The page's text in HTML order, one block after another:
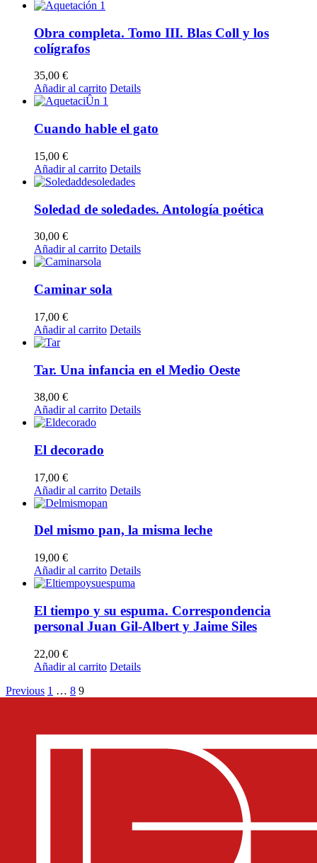
Obra completa. Tomo III. Blas Coll y los
colígrafos
35,00 €
Añadir al carrito Details
Cuando hable el gato
15,00 €
Añadir al carrito Details
Soledad de soledades. Antología poética
30,00 €
Añadir al carrito Details
Caminar sola
17,00 €
Añadir al carrito Details
Tar. Una infancia en el Medio Oeste
38,00 €
Añadir al carrito Details
El decorado
17,00 €
Añadir al carrito Details
Del mismo pan, la misma leche
19,00 €
Añadir al carrito Details
El tiempo y su espuma. Correspondencia
personal Juan Gil-Albert y Jaime Siles
22,00 €
Añadir al carrito Details
Previous 1 … 8 9